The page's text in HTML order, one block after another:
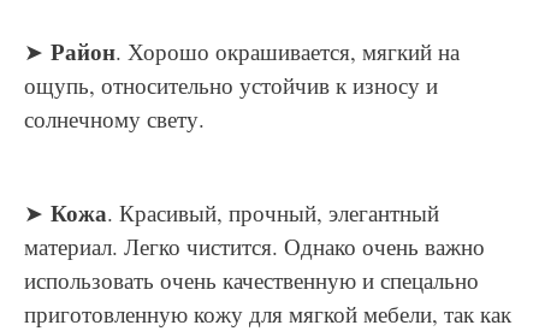
➤ Район. Хорошо окрашивается, мягкий на
ощупь, относительно устойчив к износу и
солнечному свету.
➤ Кожа. Красивый, прочный, элегантный
материал. Легко чистится. Однако очень важно
использовать очень качественную и спецально
приготовленную кожу для мягкой мебели, так как